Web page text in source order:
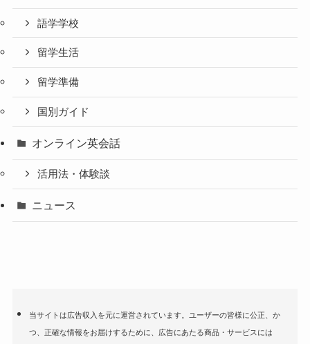
語学学校
留学生活
留学準備
国別ガイド
オンライン英会話
活用法・体験談
ニュース
当サイトは広告収入を元に運営されています。ユーザーの皆様に公正、か
つ、正確な情報をお届けするために、広告にあたる商品・サービスには